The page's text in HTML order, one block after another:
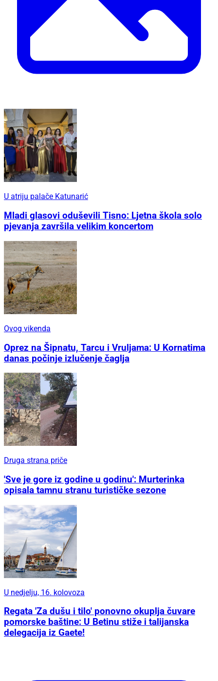
U atriju palače Katunarić
Mladi glasovi oduševili Tisno: Ljetna škola solo
pjevanja završila velikim koncertom
Ovog vikenda
Oprez na Šipnatu, Tarcu i Vruljama: U Kornatima
danas počinje izlučenje čaglja
Druga strana priče
'Sve je gore iz godine u godinu': Murterinka
opisala tamnu stranu turističke sezone
U nedjelju, 16. kolovoza
Regata 'Za dušu i tilo' ponovno okuplja čuvare
pomorske baštine: U Betinu stiže i talijanska
delegacija iz Gaete!